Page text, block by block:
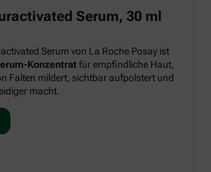
Serum, 30 ml
Serum von La Roche Posay ist
Konzentratfür empfindliche Haut,
Falten mildert, sichtbar aufpolstert und
macht.